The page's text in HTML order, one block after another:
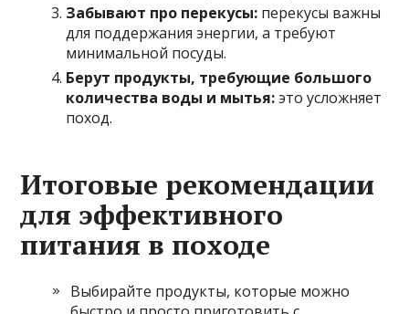
Забывают про перекусы: перекусы важны
для поддержания энергии, а требуют
минимальной посуды.
Берут продукты, требующие большого
количества воды и мытья:это усложняет
поход.
Итоговые рекомендации
для эффективного
питания в походе
Выбирайте продукты, которые можно